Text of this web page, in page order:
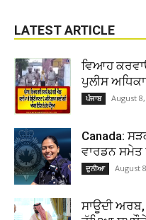
LATEST ARTICLE
ਵਿਆਹ
ਪੁਲੀਸ
ਪੰਜਾਬ August
Canada:
ਵਾਰਡਨ ਸਮੇਤ
ਦੁਨੀਆ August
ਸਾਊਦੀ ਅਰਬ,